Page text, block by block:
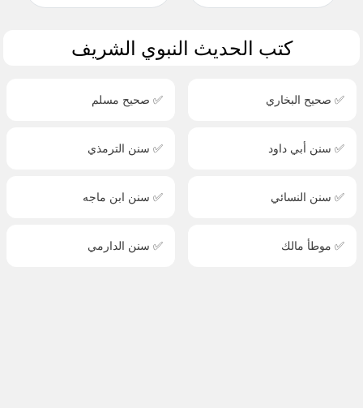
كتب الحديث النبوي الشريف
✅ صحيح البخاري ✅ صحيح مسلم
✅ سنن أبي داود ✅ سنن الترمذي
✅ سنن النسائي ✅ سنن ابن ماجه
✅ موطأ مالك ✅ سنن الدارمي